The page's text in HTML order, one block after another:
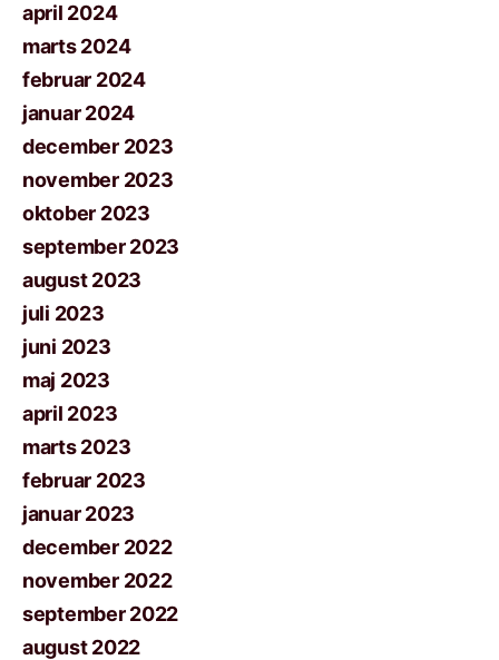
april 2024
marts 2024
februar 2024
januar 2024
december 2023
november 2023
oktober 2023
september 2023
august 2023
juli 2023
juni 2023
maj 2023
april 2023
marts 2023
februar 2023
januar 2023
december 2022
november 2022
september 2022
august 2022